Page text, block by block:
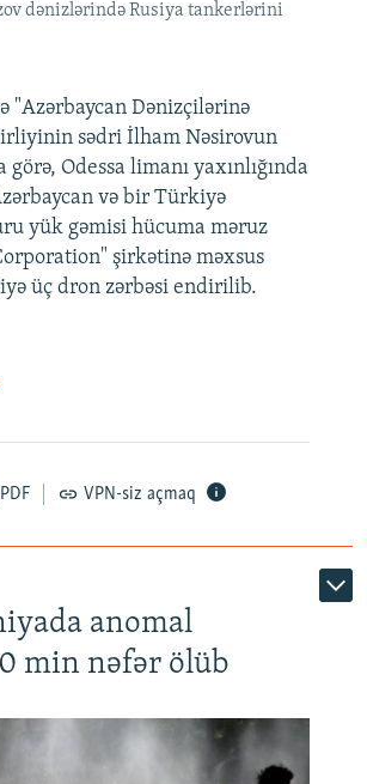
dənizlərində Rusiya tankerlərini
"Azərbaycan Dənizçilərinə
sədri İlham Nəsirovun
görə, Odessa limanı yaxınlığında
və bir Türkiyə
yük gəmisi hücuma məruz
şirkətinə məxsus
üç dron zərbəsi endirilib.
PDF VPN-siz açmaq
anomal
min nəfər ölüb